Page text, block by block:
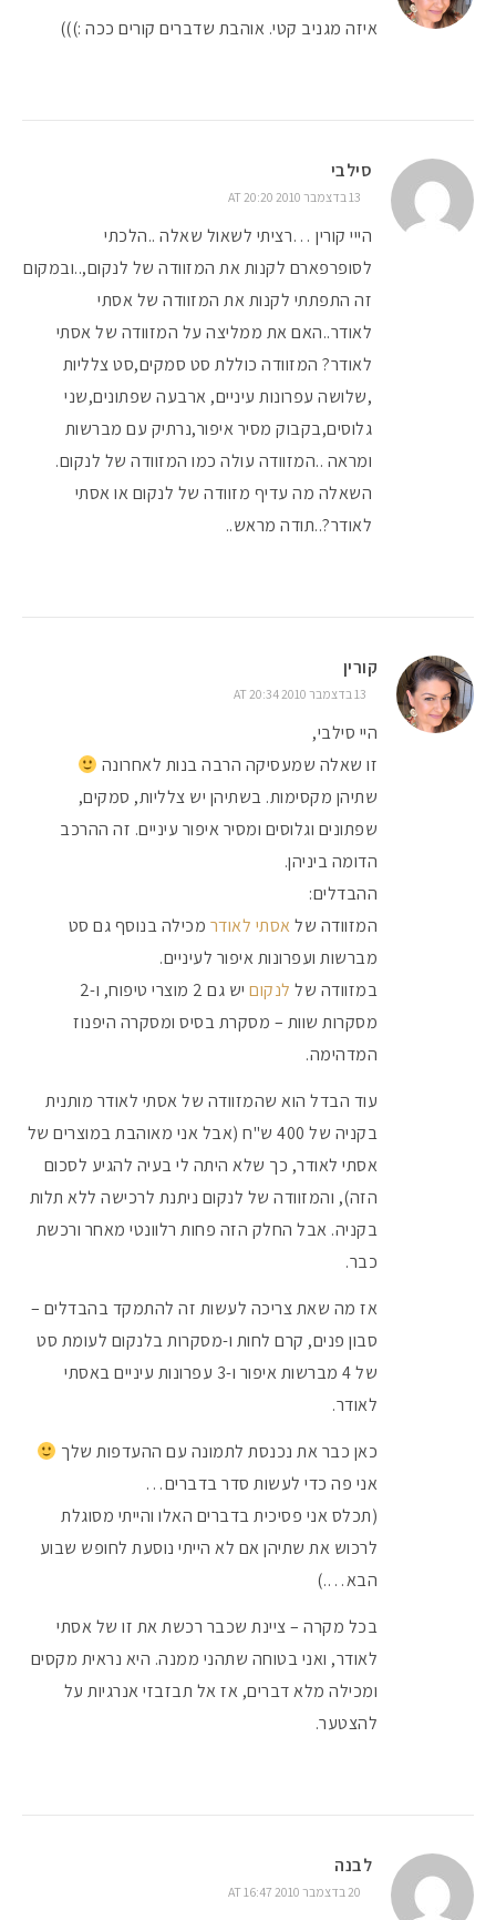
איזה מגניב קטי. אוהבת שדברים קורים ככה :)))
סילבי
13 בדצמבר 2010 AT 20:20
הייי קורין …רציתי לשאול שאלה ..הלכתי
לסופרפארם לקנות את המזוודה של לנקום,..ובמקום
זה התפתתי לקנות את המזוודה של אסתי
לאודר..האם את ממליצה על המזוודה של אסתי
לאודר? המזוודה כוללת סט סמקים,סט צלליות
,שלושה עפרונות עיניים, ארבעה שפתונים,שני
גלוסים,בקבוק מסיר איפור,נרתיק עם מברשות
ומראה ..המזוודה עולה כמו המזוודה של לנקום.
השאלה מה עדיף מזוודה של לנקום או אסתי
לאודר?..תודה מראש..
קורין
13 בדצמבר 2010 AT 20:34
היי סילבי,
זו שאלה שמעסיקה הרבה בנות לאחרונה
שתיהן מקסימות. בשתיהן יש צלליות, סמקים,
שפתונים וגלוסים ומסיר איפור עיניים. זה ההרכב
הדומה ביניהן.
ההבדלים:
המזוודה של אסתי לאודר מכילה בנוסף גם סט
מברשות ועפרונות איפור לעיניים.
במזוודה של לנקום
יש גם 2 מוצרי טיפוח, ו-2
מסקרות שוות – מסקרת בסיס ומסקרה היפנוז
המדהימה.
עוד הבדל הוא שהמזוודה של אסתי לאודר מותנית
בקניה של 400 ש"ח (אבל אני מאוהבת במוצרים של
אסתי לאודר, כך שלא היתה לי בעיה להגיע לסכום
הזה), והמזוודה של לנקום ניתנת לרכישה ללא תלות
בקניה. אבל החלק הזה פחות רלוונטי מאחר ורכשת
כבר.
אז מה שאת צריכה לעשות זה להתמקד בהבדלים –
סבון פנים, קרם לחות ו-מסקרות בלנקום לעומת סט
של 4 מברשות איפור ו-3 עפרונות עיניים באסתי
לאודר.
כאן כבר את נכנסת לתמונה עם ההעדפות שלך
אני פה כדי לעשות סדר בדברים…
(תכלס אני פסיכית בדברים האלו והייתי מסוגלת
לרכוש את שתיהן אם לא הייתי נוסעת לחופש שבוע
הבא….)
בכל מקרה – ציינת שכבר רכשת את זו של אסתי
לאודר, ואני בטוחה שתהני ממנה. היא נראית מקסים
ומכילה מלא דברים, אז אל תבזבזי אנרגיות על
להצטער.
לבנה
20 בדצמבר 2010 AT 16:47